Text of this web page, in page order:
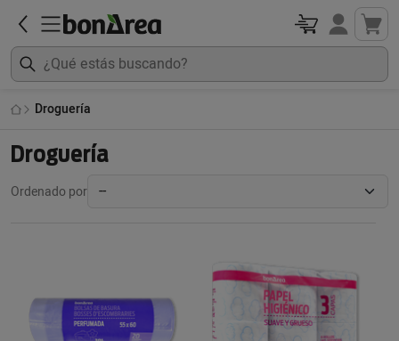
Droguería
Droguería
Ordenado por